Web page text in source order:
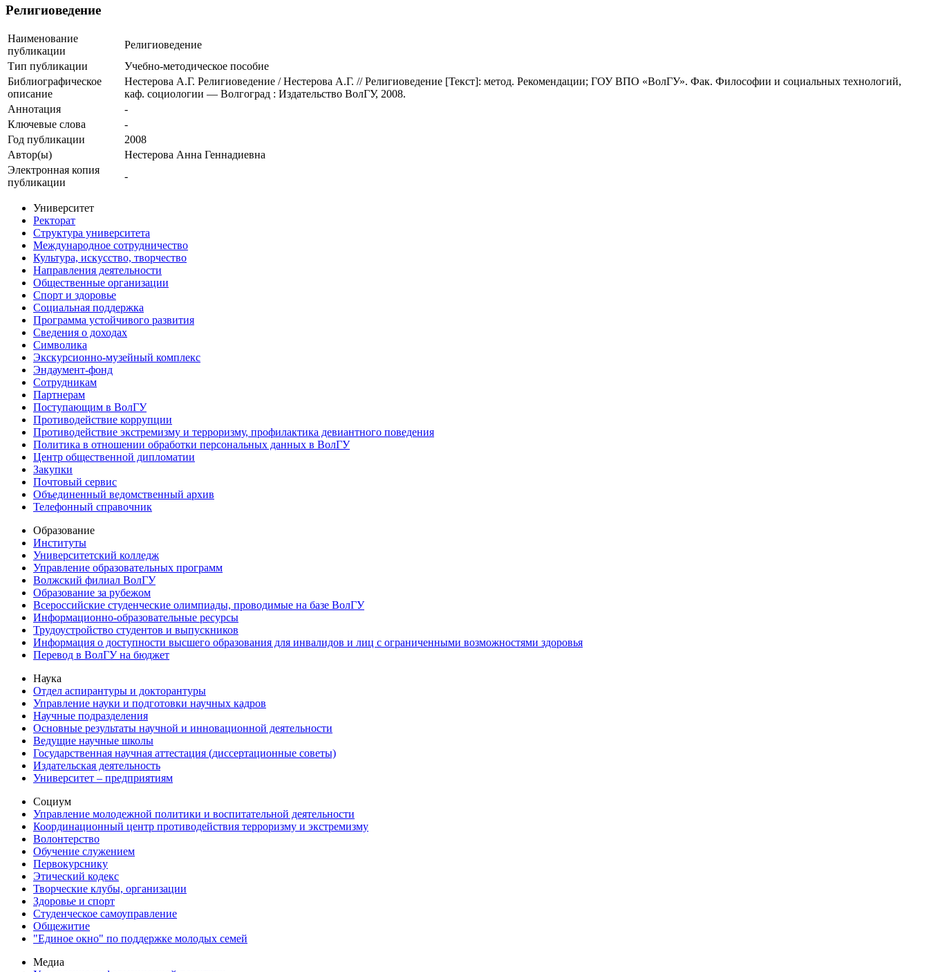
Религиоведение
Наименование
публикации
Религиоведение
Тип публикации
Учебно-методическое пособие
Библиографическое
описание
Нестерова А.Г. Религиоведение / Нестерова А.Г. // Религиоведение [Текст]: метод. Рекомендации; ГОУ ВПО «ВолГУ». Фак. Философии и социальных технологий,
каф. социологии — Волгоград : Издательство ВолГУ, 2008.
Аннотация
-
Ключевые cлова
-
Год публикации
2008
Автор(ы)
Нестерова Анна Геннадиевна
Электронная копия
публикации
-
Университет
Ректорат
Структура университета
Международное сотрудничество
Культура, искусство, творчество
Направления деятельности
Общественные организации
Спорт и здоровье
Социальная поддержка
Программа устойчивого развития
Сведения о доходах
Символика
Экскурсионно-музейный комплекс
Эндаумент-фонд
Сотрудникам
Партнерам
Поступающим в ВолГУ
Противодействие коррупции
Противодействие экстремизму и терроризму, профилактика девиантного поведения
Политика в отношении обработки персональных данных в ВолГУ
Центр общественной дипломатии
Закупки
Почтовый сервис
Объединенный ведомственный архив
Телефонный справочник
Образование
Институты
Университетский колледж
Управление образовательных программ
Волжский филиал ВолГУ
Образование за рубежом
Всероссийские студенческие олимпиады, проводимые на базе ВолГУ
Информационно-образовательные ресурсы
Трудоустройство студентов и выпускников
Информация о доступности высшего образования для инвалидов и лиц с ограниченными возможностями здоровья
Перевод в ВолГУ на бюджет
Наука
Отдел аспирантуры и докторантуры
Управление науки и подготовки научных кадров
Научные подразделения
Основные результаты научной и инновационной деятельности
Ведущие научные школы
Государственная научная аттестация (диссертационные советы)
Издательская деятельность
Университет – предприятиям
Социум
Управление молодежной политики и воспитательной деятельности
Координационный центр противодействия терроризму и экстремизму
Волонтерство
Обучение служением
Первокурснику
Этический кодекс
Творческие клубы, организации
Здоровье и спорт
Студенческое самоуправление
Общежитие
"Единое окно" по поддержке молодых семей
Медиа